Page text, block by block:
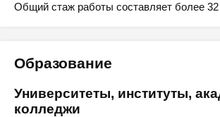
Общий стаж работы составляет более 32
Образование
Университеты, институты,
колледжи